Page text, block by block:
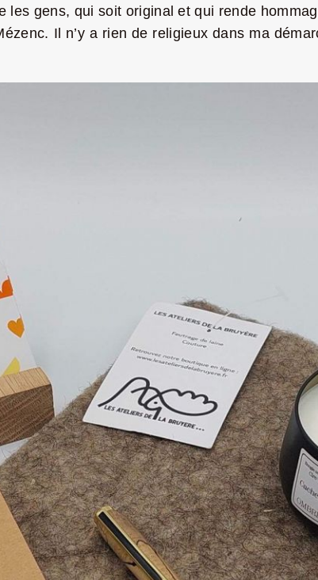
les gens, qui soit original et qui rende
Il n’y a rien de religieux dans ma